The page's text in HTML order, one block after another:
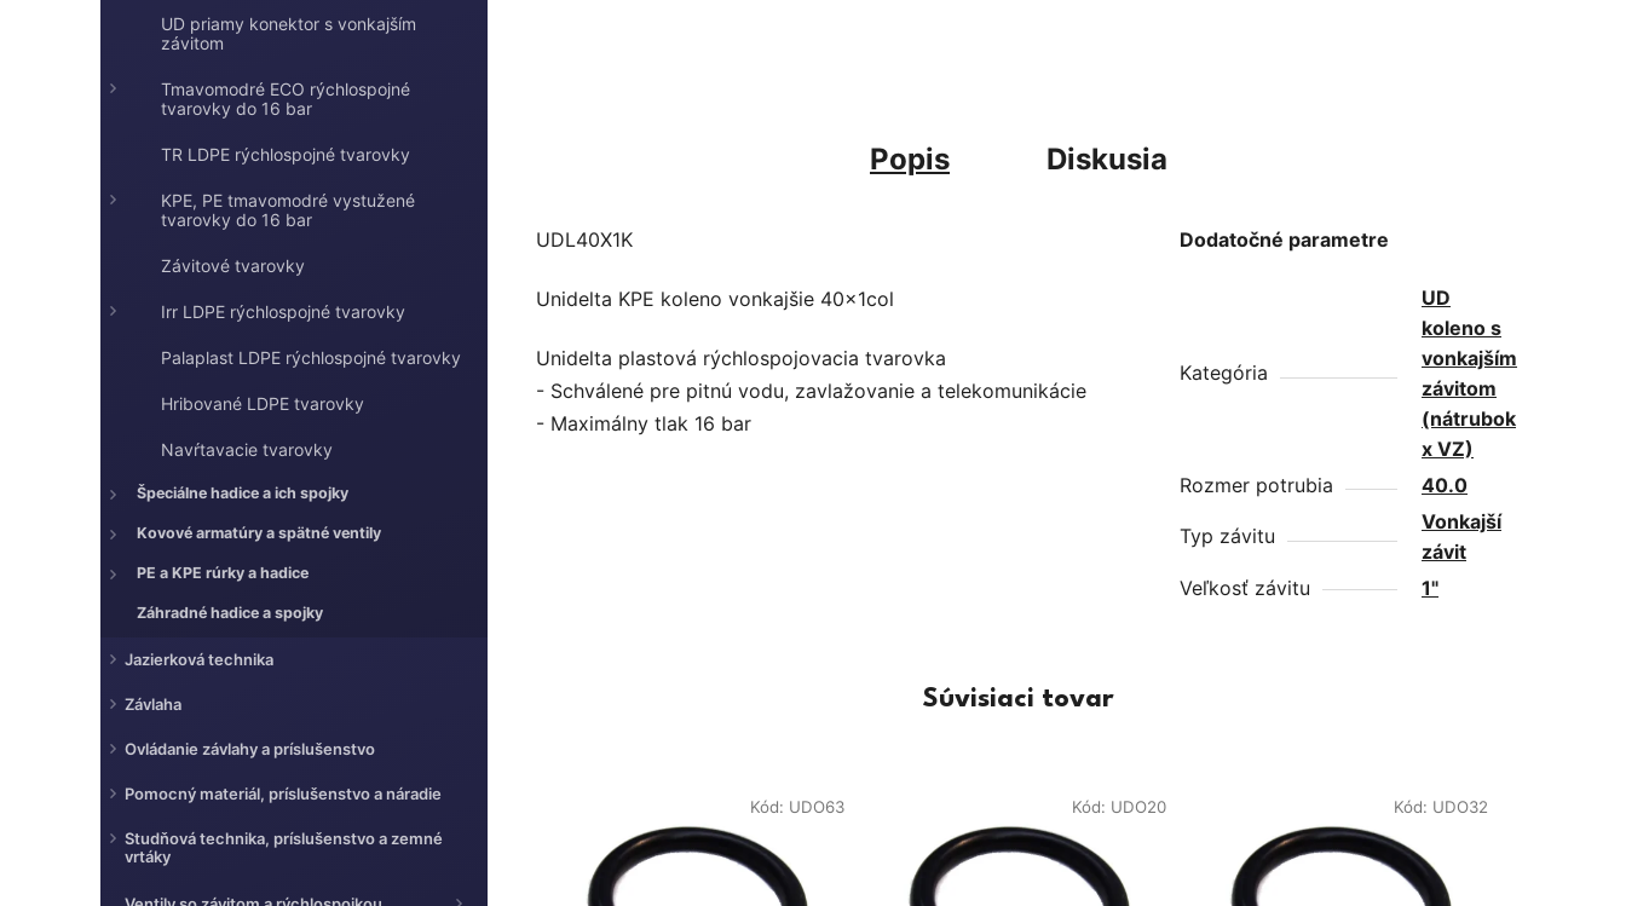
UD priamy konektor s vonkajším
závitom
Tmavomodré ECO rýchlospojné
tvarovky do 16 bar
TR LDPE rýchlospojné tvarovky
KPE, PE tmavomodré vystužené
tvarovky do 16 bar
Závitové tvarovky
Irr LDPE rýchlospojné tvarovky
Palaplast LDPE rýchlospojné tvarovky
Hribované LDPE tvarovky
Navŕtavacie tvarovky
Špeciálne hadice a ich spojky
Kovové armatúry a spätné ventily
PE a KPE rúrky a hadice
Záhradné hadice a spojky
Jazierková technika
Závlaha
Ovládanie závlahy a príslušenstvo
Pomocný materiál, príslušenstvo a náradie
Studňová technika, príslušenstvo a zemné
vrtáky
Popis Diskusia
UDL40X1K
Unidelta KPE koleno vonkajšie 40x1col
Unidelta plastová rýchlospojovacia tvarovka
- Schválené pre pitnú vodu, zavlažovanie a telekomunikácie
- Maximálny tlak 16 bar
Dodatočné parametre
Kategória
UD
koleno s
vonkajším
závitom
(nátrubok
x VZ)
Rozmer potrubia
40.0
Typ závitu
Vonkajší
závit
Veľkosť závitu
1"
Súvisiaci tovar
Kód: UDO63 Kód: UDO20 Kód: UDO32